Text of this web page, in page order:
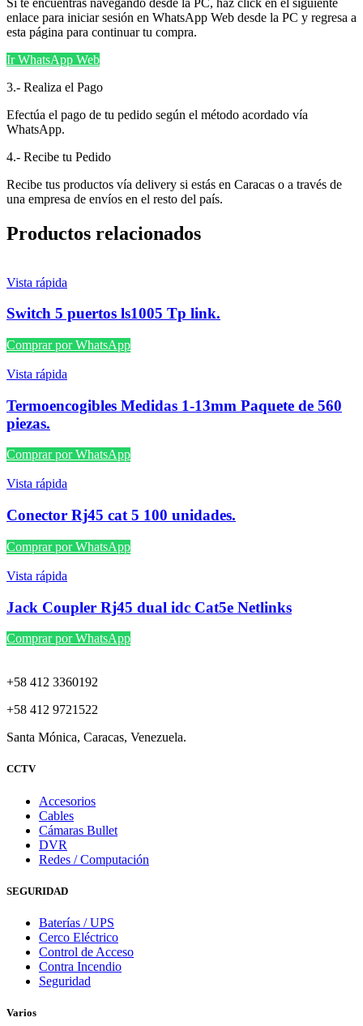
enlace para iniciar sesión en WhatsApp Web desde la PC y regresa a
esta página para continuar tu compra.
Ir WhatsApp Web
3.- Realiza el Pago
Efectúa el pago de tu pedido según el método acordado vía
WhatsApp.
4.- Recibe tu Pedido
Recibe tus productos vía delivery si estás en Caracas o a través de
una empresa de envíos en el resto del país.
Productos relacionados
Vista rápida
Switch 5 puertos ls1005 Tp link.
Comprar por WhatsApp
Vista rápida
Termoencogibles Medidas 1-13mm Paquete de 560
piezas.
Comprar por WhatsApp
Vista rápida
Conector Rj45 cat 5 100 unidades.
Comprar por WhatsApp
Vista rápida
Jack Coupler Rj45 dual idc Cat5e Netlinks
Comprar por WhatsApp
+58 412 3360192
+58 412 9721522
Santa Mónica, Caracas, Venezuela.
CCTV
Accesorios
Cables
Cámaras Bullet
DVR
Redes / Computación
SEGURIDAD
Baterías / UPS
Cerco Eléctrico
Control de Acceso
Contra Incendio
Seguridad
Varios